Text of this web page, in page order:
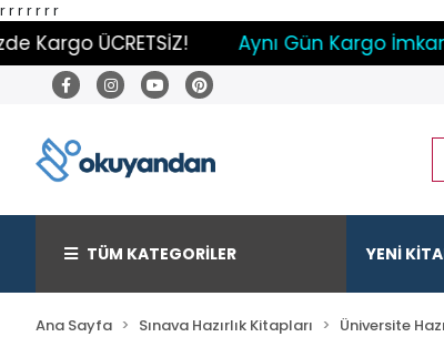
rrrrr r r
ÜCRETSİZ! Aynı Gün Kargo İmkanı
TÜM KATEGORİLER YENİ
Ana Sayfa Sınava Hazırlık Kitapları Üniversite